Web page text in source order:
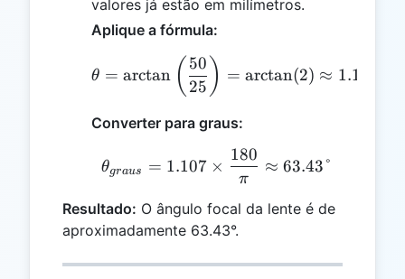
valores já estão em milímetros.
Aplique a fórmula:
θ =
θ = arctan ( 25
50 ) = arctan(2) ≈ 1.107
Converter para graus:
θ_{graus} = 1.107
θgraus = 1.107 ×
π
180
≈ 63.43°
Resultado: O ângulo focal da lente é de
aproximadamente 63.43°.